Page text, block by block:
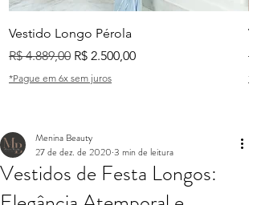
Vestido Longo Pérola
Preço normal
R$ 4.889,00 Preço promocional
R$ 2.500,00
*Pague em 6x sem juros
Vestidos de Festa Longos:
Menina Beauty
27 de dez. de 2020 3 min de leitura